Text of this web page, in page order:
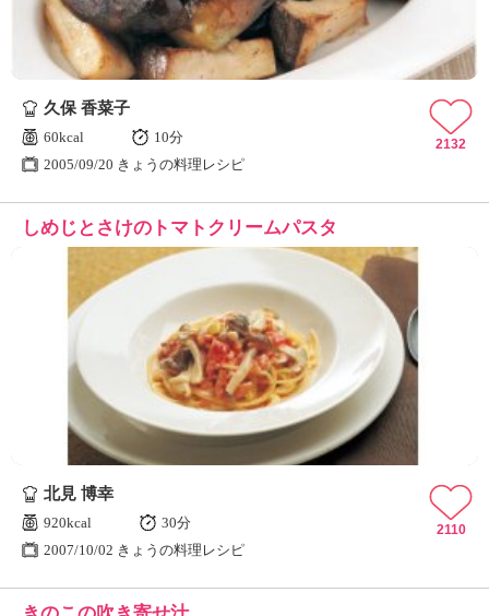
久保 香菜子
60kcal
10分
2005/09/20 きょうの料理レシピ
2132
しめじとさけのトマトクリームパスタ
北見 博幸
920kcal
30分
2007/10/02 きょうの料理レシピ
2110